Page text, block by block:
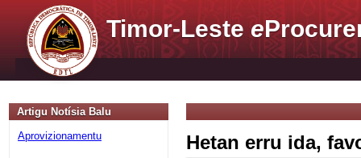
Timor-Lestee
Artigu Notísia Balu
Aprovizionamentu
Hetan erru ida,